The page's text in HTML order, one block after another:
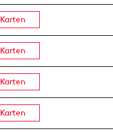
Karten
Karten
Karten
Karten